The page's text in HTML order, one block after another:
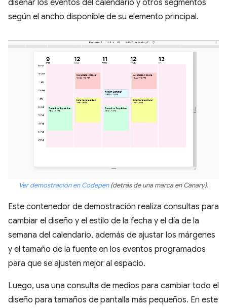
diseñar los eventos del calendario y otros segmentos
según el ancho disponible de su elemento principal.
Ver demostración en Codepen(detrás de una marca en Canary).
Este contenedor de demostración realiza consultas para
cambiar el diseño y el estilo de la fecha y el día de la
semana del calendario, además de ajustar los márgenes
y el tamaño de la fuente en los eventos programados
para que se ajusten mejor al espacio.
Luego, usa una consulta de medios para cambiar todo el
diseño para tamaños de pantalla más pequeños. En este